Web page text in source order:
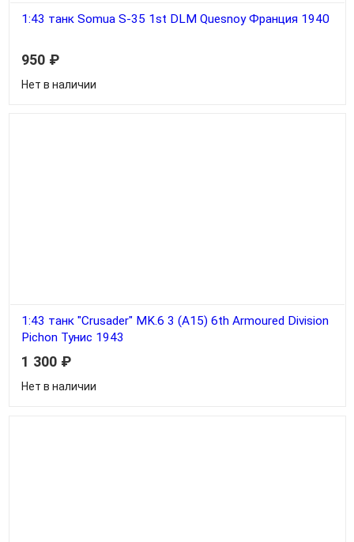
1:43 танк Somua S-35 1st DLM Quesnoy Франция 1940
950 ₽
Нет в наличии
1:43 танк "Crusader" MK.6 3 (A15) 6th Armoured Division
Pichon Тунис 1943
1 300 ₽
Нет в наличии